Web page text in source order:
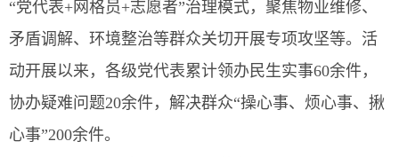
“党代表+网格员+志愿者”治理模式，聚焦物业维修、
矛盾调解、环境整治等群众关切开展专项攻坚等。活
动开展以来，各级党代表累计领办民生实事60余件，
协办疑难问题20余件，解决群众“操心事、烦心事、揪
心事”200余件。